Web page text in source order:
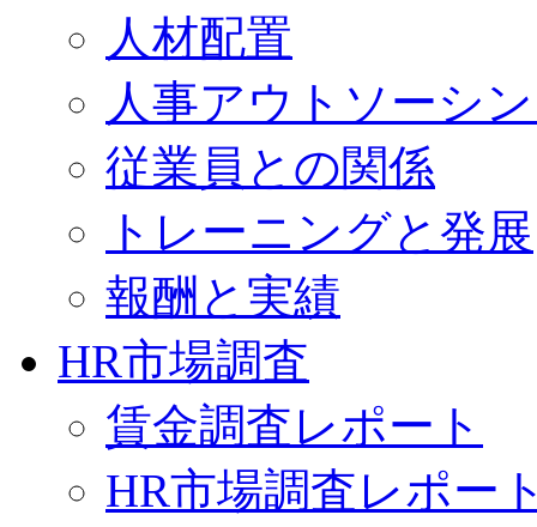
人材配置
人事アウトソーシ
従業員との関係
トレーニングと発展
報酬と実績
HR市場調査
賃金調査レポート
HR市場調査レポー